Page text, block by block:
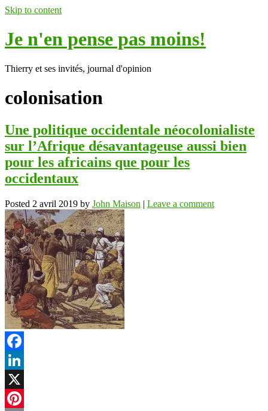
Skip to content
Je n'en pense pas moins!
Thierry et ses invités, journal d'opinion
colonisation
Une politique occidentale néocolonialiste
sur l’Afrique désavantageuse aussi bien
pour les africains que pour les
occidentaux
Posted 2 avril 2019 by John Maison | Leave a comment
Facebook
LinkedIn
X